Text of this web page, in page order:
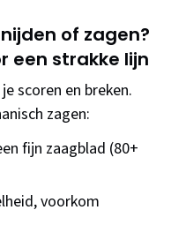
of zagen?
een strakke lijn
scoren en breken.
zagen:
fijn zaagblad (80+
voorkom